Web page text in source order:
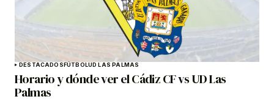
DESTACADOSFÚTBOLUD LAS PALMAS
Horario y dónde ver el Cádiz CF vs UD Las
Palmas